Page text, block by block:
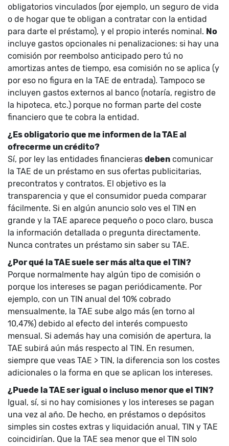
obligatorios vinculados (por ejemplo, un seguro de vida
o de hogar que te obligan a contratar con la entidad
para darte el préstamo), y el propio interés nominal. No
incluye gastos opcionales ni penalizaciones: si hay una
comisión por reembolso anticipado pero tú no
amortizas antes de tiempo, esa comisión no se aplica (y
por eso no figura en la TAE de entrada). Tampoco se
incluyen gastos externos al banco (notaría, registro de
la hipoteca, etc.) porque no forman parte del coste
financiero que te cobra la entidad.
¿Es obligatorio que me informen de la TAE al
ofrecerme un crédito?
Sí, por ley las entidades financieras deben comunicar
la TAE de un préstamo en sus ofertas publicitarias,
precontratos y contratos. El objetivo es la
transparencia y que el consumidor pueda comparar
fácilmente. Si en algún anuncio solo ves el TIN en
grande y la TAE aparece pequeño o poco claro, busca
la información detallada o pregunta directamente.
Nunca contrates un préstamo sin saber su TAE.
¿Por qué la TAE suele ser más alta que el TIN?
Porque normalmente hay algún tipo de comisión o
porque los intereses se pagan periódicamente. Por
ejemplo, con un TIN anual del 10% cobrado
mensualmente, la TAE sube algo más (en torno al
10,47%) debido al efecto del interés compuesto
mensual. Si además hay una comisión de apertura, la
TAE subirá aún más respecto al TIN. En resumen,
siempre que veas TAE > TIN, la diferencia son los costes
adicionales o la forma en que se aplican los intereses.
¿Puede la TAE ser igual o incluso menor que el TIN?
Igual, sí, si no hay comisiones y los intereses se pagan
una vez al año. De hecho, en préstamos o depósitos
simples sin costes extras y liquidación anual, TIN y TAE
coincidirían. Que la TAE sea menor que el TIN solo